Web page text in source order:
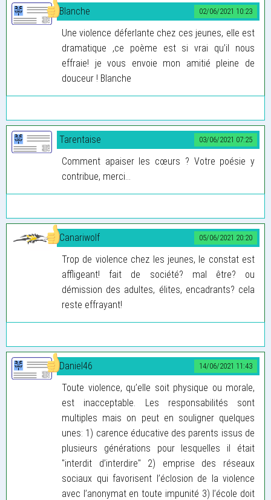
02/06/2021 10:23
Blanche
Une violence déferlante chez ces jeunes, elle est
dramatique ,ce poème est si vrai qu’il nous
effraie! je vous envoie mon amitié pleine de
douceur ! Blanche
03/06/2021 07:25
Tarentaise
Comment apaiser les cœurs ? Votre poésie y
contribue, merci…
05/06/2021 20:20
Canariwolf
Trop de violence chez les jeunes, le constat est
affligeant! fait de société? mal être? ou
démission des adultes, élites, encadrants? cela
reste effrayant!
14/06/2021 11:43
Daniel46
Toute violence, qu’elle soit physique ou morale,
est inacceptable. Les responsabilités sont
multiples mais on peut en souligner quelques
unes: 1) carence éducative des parents issus de
plusieurs générations pour lesquelles il était
"interdit d’interdire" 2) emprise des réseaux
sociaux qui favorisent l’éclosion de la violence
avec l’anonymat en toute impunité 3) l’école doit